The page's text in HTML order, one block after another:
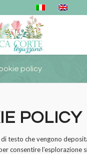
policy
POLICY
testo che vengono
consentire l’esplorazione